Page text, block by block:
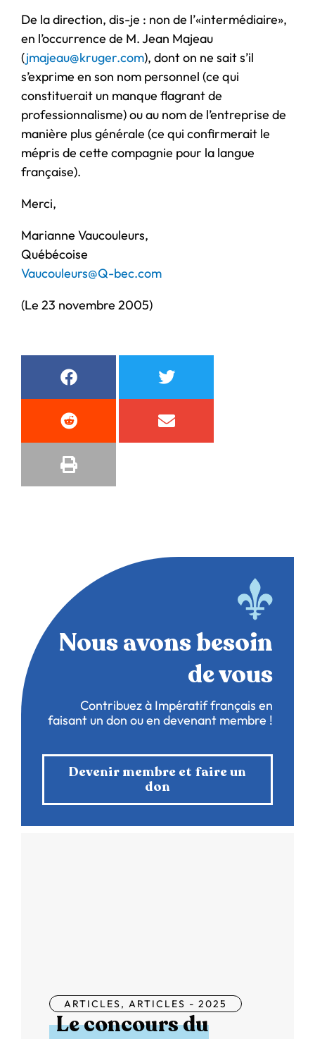
De la direction, dis-je : non de l’«intermédiaire»,
en l’occurrence de M. Jean Majeau
(jmajeau@kruger.com), dont on ne sait s’il
s’exprime en son nom personnel (ce qui
constituerait un manque flagrant de
professionnalisme) ou au nom de l’entreprise de
manière plus générale (ce qui confirmerait le
mépris de cette compagnie pour la langue
française).
Merci,
Marianne Vaucouleurs,
Québécoise
Vaucouleurs@Q-bec.com
(Le 23 novembre 2005)
Nous avons besoin
de vous
Contribuez à Impératif français en
faisant un don ou en devenant membre !
Devenir membre et faire un
don
ARTICLES, ARTICLES - 2025
Le concours du